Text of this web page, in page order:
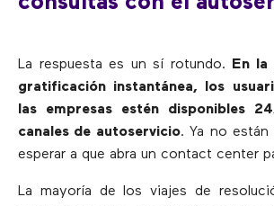
La respuesta es un sí rotundo.
En la
gratificación instantánea, los
las empresas estén disponibles
canales de autoservicio. Ya no están
esperar a que abra un contact center
La mayoría de los viajes de